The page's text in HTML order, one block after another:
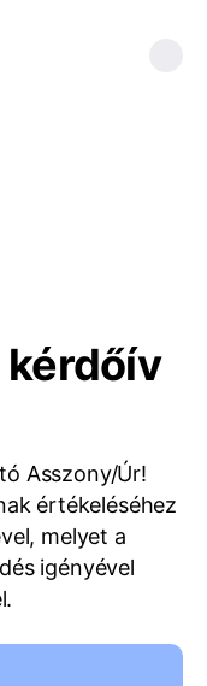
Asszony/Úr!
értékeléséhez
melyet a
igényével